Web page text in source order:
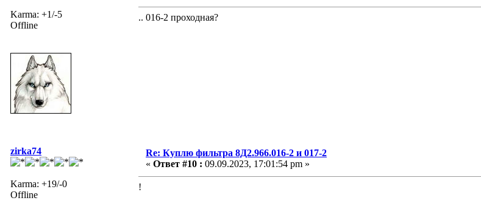
Karma: +1/-5
Offline
.. 016-2 проходная?
zirka74
Karma: +19/-0
Offline
Re: Куплю фильтра 8Д2.966.016-2 и 017-2
« Ответ #10 : 09.09.2023, 17:01:54 pm »
!